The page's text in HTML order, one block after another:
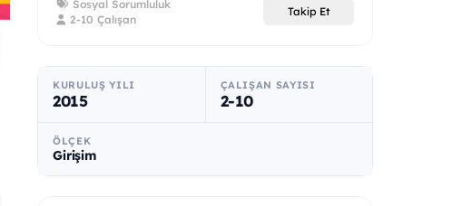
Sosyal Sorumluluk
2-10 Çalışan
Takip Et
KURULUŞ YILI
2015
ÇALIŞAN SAYISI
2-10
ÖLÇEK
Girişim